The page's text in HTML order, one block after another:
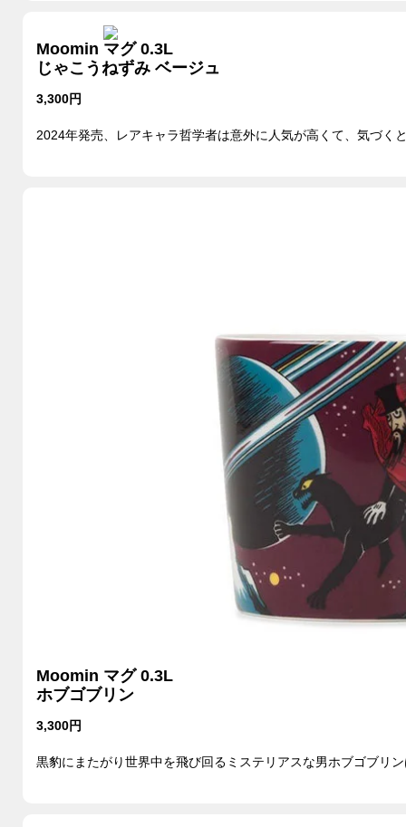
Moomin マグ 0.3L
じゃこうねずみ ベージュ
3,300円
2024年発売、レアキャラ哲学者は意外に人気が高くて、気づく
Moomin マグ 0.3L
ホブゴブリン
3,300円
黒豹にまたがり世界中を飛び回るミステリアスな男ホブゴブリ